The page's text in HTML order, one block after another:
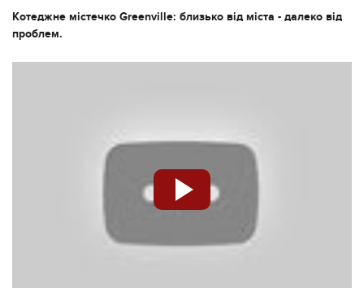
Котеджне містечко Greenville: близько від міста - далеко від
проблем.